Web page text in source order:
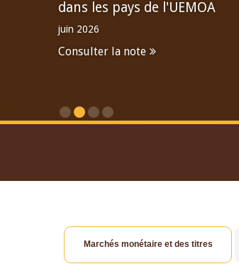
dans les pays de l'UEMOA
juin 2026
Consulter la note
Marchés monétaire et des titres